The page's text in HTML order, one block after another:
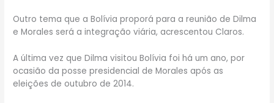
Outro tema que a Bolívia proporá para a reunião de Dilma
e Morales será a integração viária, acrescentou Claros.
A última vez que Dilma visitou Bolívia foi há um ano, por
ocasião da posse presidencial de Morales após as
eleições de outubro de 2014.